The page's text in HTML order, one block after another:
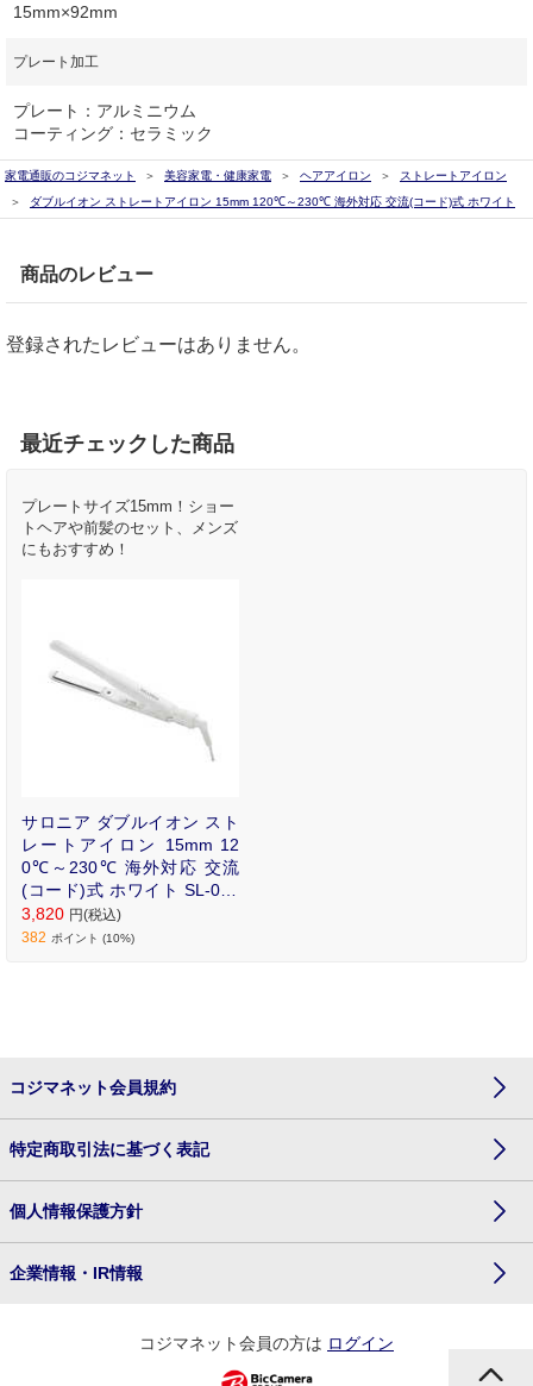
15mm×92mm
プレート加工
プレート：アルミニウム
コーティング：セラミック
家電通販のコジマネット 美容家電・健康家電 ヘアアイロン
ストレートアイロン
ダブルイオン ストレートアイロン 15mm 120℃～230℃ 海外対応 交流(コード)式 ホワイト
商品のレビュー
登録されたレビューはありません。
最近チェックした商品
プレートサイズ15mm！ショー
トヘアや前髪のセット、メンズ
にもおすすめ！
サロニア ダブルイオン スト
レートアイロン 15mm 12
0℃～230℃ 海外対応 交流
(コード)式 ホワイト SL-004
SW15MM
3,820 円(税込)
382 ポイント (10%)
コジマネット会員規約
特定商取引法に基づく表記
個人情報保護方針
企業情報・IR情報
コジマネット会員の方は ログイン